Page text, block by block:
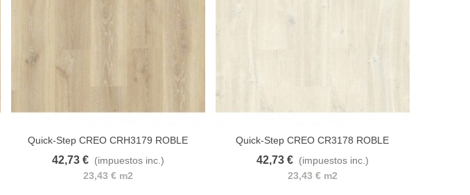
Añadir al carrito A lista de deseos
Quick-Step CREO CRH3179 ROBLE
CLARO TENESSE
42,73 € (impuestos inc.)
23,43 € m2
Añadir al carrito A lista de deseos
Quick-Step CREO CR3178 ROBLE
BLANCO CHARLOTTE
42,73 € (impuestos inc.)
23,43 € m2